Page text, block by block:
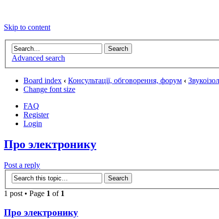
Skip to content
Advanced search
Board index ‹ Консультації, обговорення, форум ‹
Change font size
FAQ
Register
Login
Про электронику
Post a reply
1 post • Page 1 of 1
Про электронику